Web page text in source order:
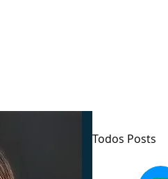
Todos Posts